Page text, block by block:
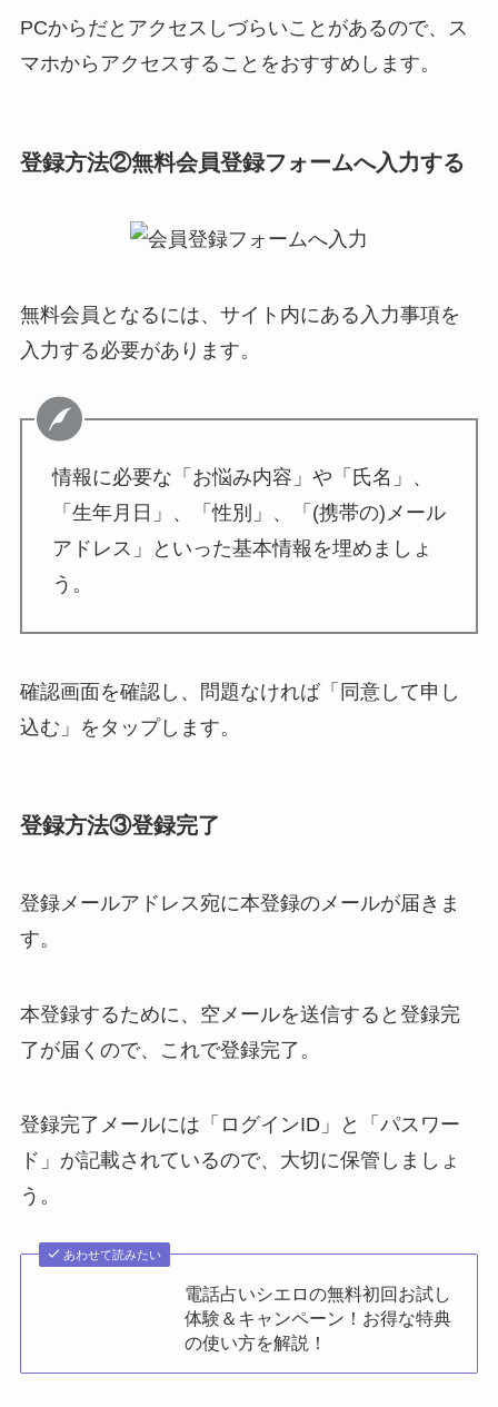
PCからだとアクセスしづらいことがあるので、ス
マホからアクセスすることをおすすめします。
登録方法②無料会員登録フォームへ入力する
無料会員となるには、サイト内にある入力事項を
入力する必要があります。
情報に必要な「お悩み内容」や「氏名」、
「生年月日」、「性別」、「(携帯の)メール
アドレス」といった基本情報を埋めましょ
う。
確認画面を確認し、問題なければ「同意して申し
込む」をタップします。
登録方法③登録完了
登録メールアドレス宛に本登録のメールが届きま
す。
本登録するために、空メールを送信すると登録完
了が届くので、これで登録完了。
登録完了メールには「ログインID」と「パスワー
ド」が記載されているので、大切に保管しましょ
う。
あわせて読みたい
電話占いシエロの無料初回お試し
体験＆キャンペーン！お得な特典
の使い方を解説！